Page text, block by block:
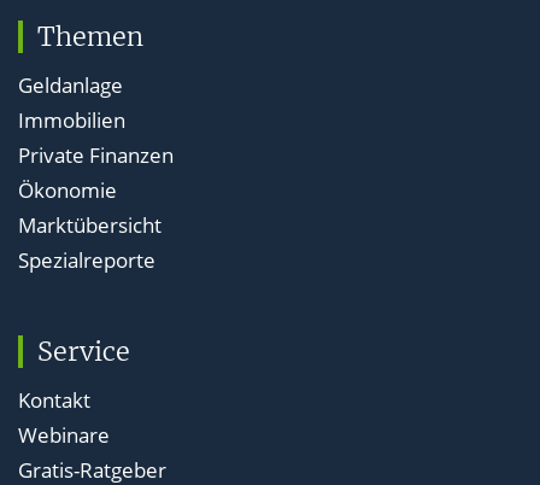
Themen
Geldanlage
Immobilien
Private Finanzen
Ökonomie
Marktübersicht
Spezialreporte
Service
Kontakt
Webinare
Gratis-Ratgeber